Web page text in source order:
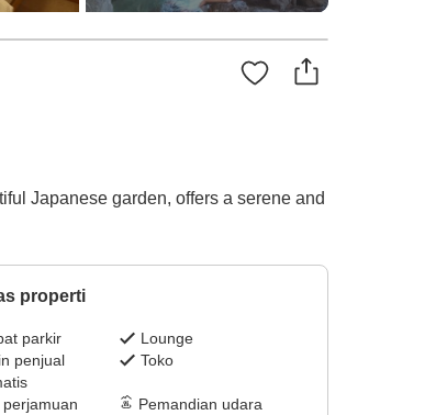
Japanese garden, offers a serene and
properti
parkir
Lounge
penjual
Toko
perjamuan
Pemandian udara